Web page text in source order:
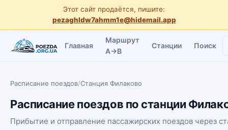
Этот сайт продаётся, пишите:
pezaghldw7ahmm1e@hidemail.app
Главная
Маршрут
A→B
Станции Поиск
Расписание поездов/Станция Филаково
Расписание поездов по станции
Прибытие и отправление пассажирских поездов через